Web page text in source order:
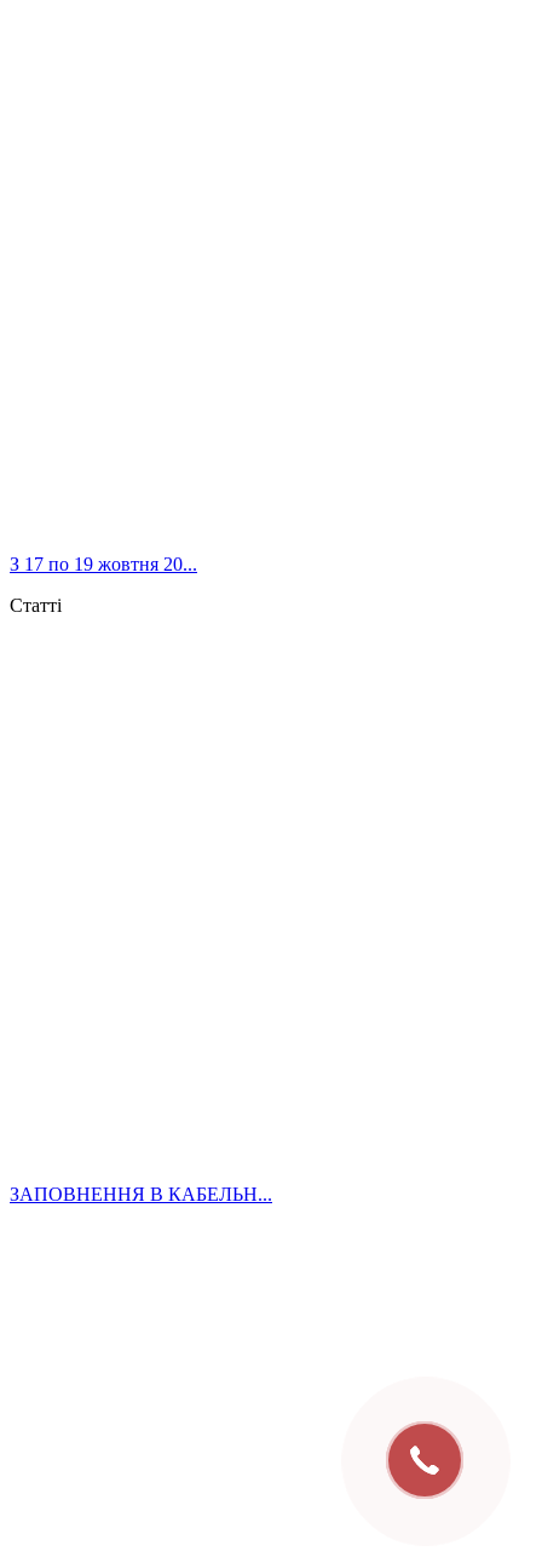
З 17 по 19 жовтня 20...
Статті
ЗАПОВНЕННЯ В КАБЕЛЬН...